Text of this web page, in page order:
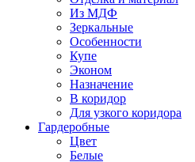
Из МДФ
Зеркальные
Особенности
Купе
Эконом
Назначение
В коридор
Для узкого коридора
Гардеробные
Цвет
Белые